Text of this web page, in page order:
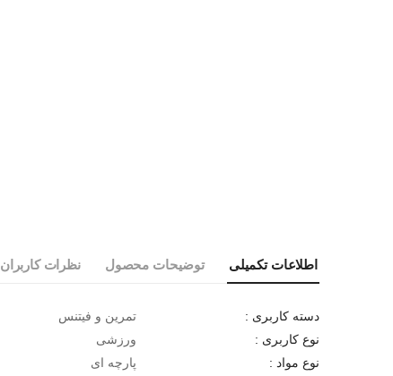
اطلاعات تکمیلی توضیحات محصول نظرات کاربران
دسته کاربری : تمرین و فیتنس
نوع کاربری : ورزشی
نوع مواد : پارچه ای